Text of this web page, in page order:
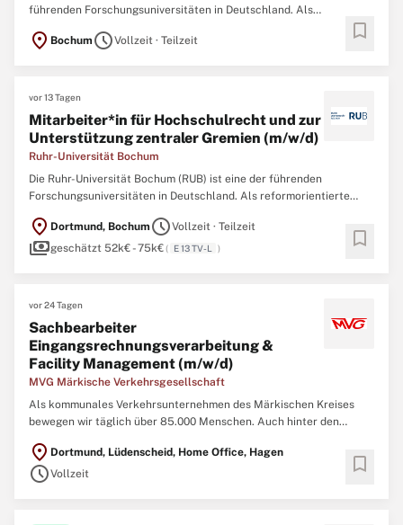
führenden Forschungsuniversitäten in Deutschland. Als
Weise die gesamte Spannbreite der großen Wissenschaftsbereiche
location_on Bochum scheduleVollzeit · Teilzeit bookmark
vor 13 Tagen
Mitarbeiter*in für Hochschulrecht und zur
Unterstützung zentraler Gremien (m/w/d)
Ruhr-Universität Bochum
Die Ruhr-Universität Bochum (RUB) ist eine der führenden
Forschungsuniversitäten in Deutschland. Als reformorientierte
Spannbreite der großen Wissenschaftsbereiche an einem Ort. Das
dynamische Miteinander von Fächern
location_on Dortmund, Bochum scheduleVollzeit · Teilzeit
paymentsgeschätzt 52k€ - 75k€( E 13 TV-L ) bookmark
vor 24 Tagen
Sachbearbeiter
Eingangsrechnungsverarbeitung &
Facility Management (m/w/d)
MVG Märkische Verkehrsgesellschaft
Als kommunales Verkehrsunternehmen des Märkischen Kreises
bewegen wir täglich über 85.000 Menschen. Auch hinter den
Aufgabenbereichen unserer Verwaltung. Für die Bearbeitung der
Eingangsrechnungen sowie die Organisation kaufmännischer
location_on Dortmund, Lüdenscheid, Home Office, Hagen
scheduleVollzeit bookmark